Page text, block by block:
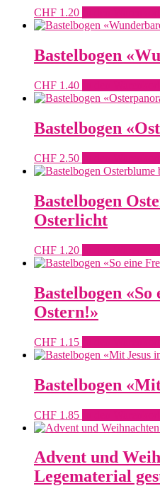
CHF 1.20
Bastelbogen
CHF 1.40
Bastelbogen
CHF 2.50
Bastelbogen
Osterlicht
CHF 1.20
Bastelbogen «So
Ostern!»
CHF 1.15
Bastelbogen
CHF 1.85
Advent und
Legematerial